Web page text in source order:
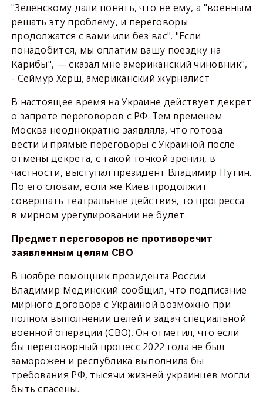
"Зеленскому дали понять, что не ему, а "военным
решать эту проблему, и переговоры
продолжатся с вами или без вас". "Если
понадобится, мы оплатим вашу поездку на
Карибы", — сказал мне американский чиновник",
- Сеймур Херш, американский журналист
В настоящее время на Украине действует декрет
о запрете переговоров с РФ. Тем временем
Москва неоднократно заявляла, что готова
вести и прямые переговоры с Украиной после
отмены декрета, с такой точкой зрения, в
частности, выступал президент Владимир Путин.
По его словам, если же Киев продолжит
совершать театральные действия, то прогресса
в мирном урегулировании не будет.
Предмет переговоров не противоречит
заявленным целям СВО
В ноябре помощник президента России
Владимир Мединский сообщил, что подписание
мирного договора с Украиной возможно при
полном выполнении целей и задач специальной
военной операции (СВО). Он отметил, что если
бы переговорный процесс 2022 года не был
заморожен и республика выполнила бы
требования РФ, тысячи жизней украинцев могли
быть спасены.